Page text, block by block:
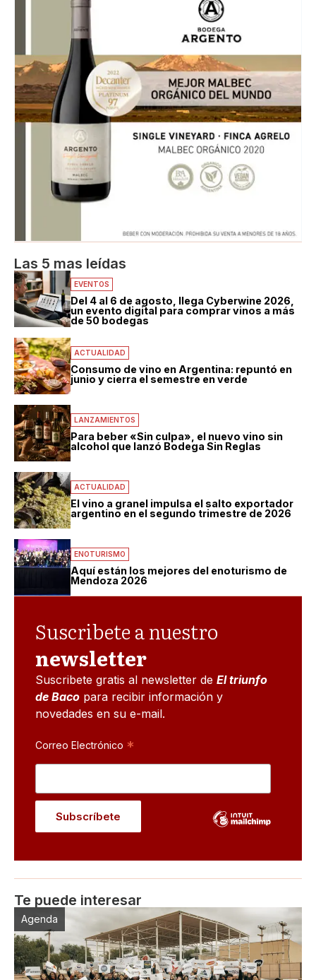
Las 5 mas leídas
EVENTOS
Del 4 al 6 de agosto, llega Cyberwine 2026,
un evento digital para comprar vinos a más
de 50 bodegas
ACTUALIDAD
Consumo de vino en Argentina: repuntó en
junio y cierra el semestre en verde
LANZAMIENTOS
Para beber «Sin culpa», el nuevo vino sin
alcohol que lanzó Bodega Sin Reglas
ACTUALIDAD
El vino a granel impulsa el salto exportador
argentino en el segundo trimestre de 2026
ENOTURISMO
Aquí están los mejores del enoturismo de
Mendoza 2026
Suscribete a nuestro
newsletter
Suscribete gratis al newsletter de El triunfo
de Baco para recibir información y
novedades en su e-mail.
Correo Electrónico *
Te puede interesar
Agenda